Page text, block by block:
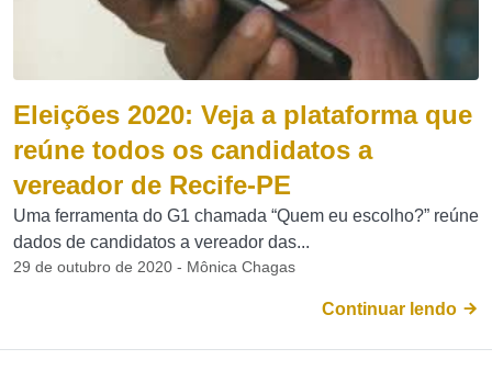
Eleições 2020: Veja a plataforma que
reúne todos os candidatos a
vereador de Recife-PE
Uma ferramenta do G1 chamada “Quem eu escolho?” reúne
dados de candidatos a vereador das...
29 de outubro de 2020 - Mônica Chagas
Continuar lendo